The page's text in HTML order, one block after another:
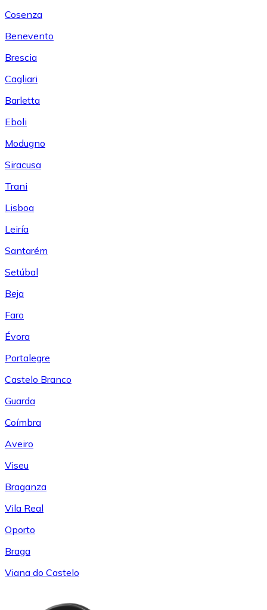
Cosenza
Benevento
Brescia
Cagliari
Barletta
Eboli
Modugno
Siracusa
Trani
Lisboa
Leiría
Santarém
Setúbal
Beja
Faro
Évora
Portalegre
Castelo Branco
Guarda
Coímbra
Aveiro
Viseu
Braganza
Vila Real
Oporto
Braga
Viana do Castelo